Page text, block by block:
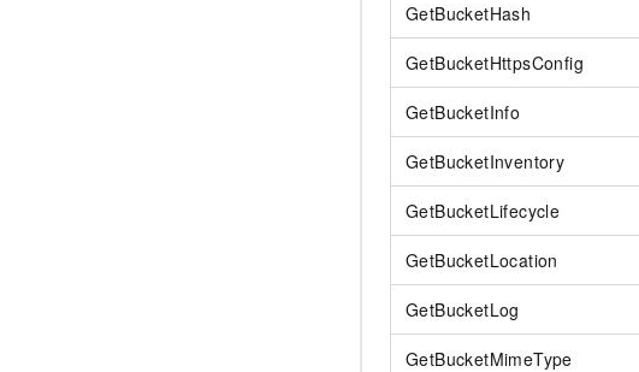
GetBucketHash
GetBucketHttpsConfig
GetBucketInfo
GetBucketInventory
GetBucketLifecycle
GetBucketLocation
GetBucketLog
GetBucketMimeType